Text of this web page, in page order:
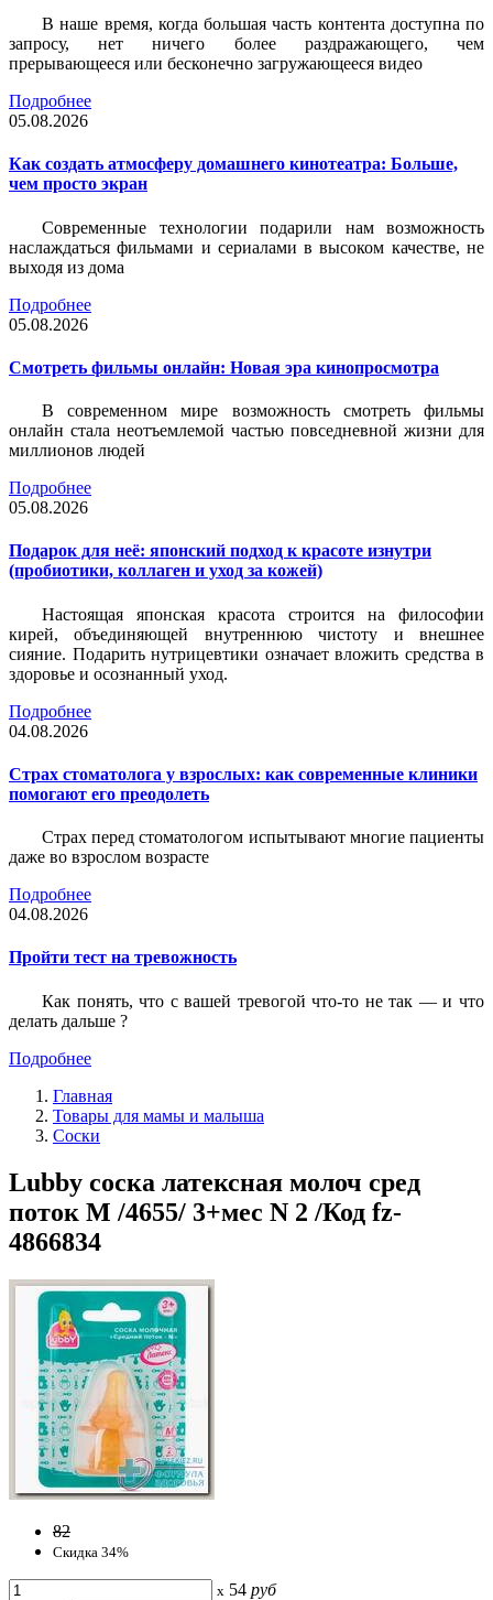
В наше время, когда большая часть контента доступна по
запросу, нет ничего более раздражающего, чем
прерывающееся или бесконечно загружающееся видео
Подробнее
05.08.2026
Как создать атмосферу домашнего кинотеатра: Больше,
чем просто экран
Современные технологии подарили нам возможность
наслаждаться фильмами и сериалами в высоком качестве, не
выходя из дома
Подробнее
05.08.2026
Смотреть фильмы онлайн: Новая эра кинопросмотра
В современном мире возможность смотреть фильмы
онлайн стала неотъемлемой частью повседневной жизни для
миллионов людей
Подробнее
05.08.2026
Подарок для неё: японский подход к красоте изнутри
(пробиотики, коллаген и уход за кожей)
Настоящая японская красота строится на философии
кирей, объединяющей внутреннюю чистоту и внешнее
сияние. Подарить нутрицевтики означает вложить средства в
здоровье и осознанный уход.
Подробнее
04.08.2026
Страх стоматолога у взрослых: как современные клиники
помогают его преодолеть
Страх перед стоматологом испытывают многие пациенты
даже во взрослом возрасте
Подробнее
04.08.2026
Пройти тест на тревожность
Как понять, что с вашей тревогой что-то не так — и что
делать дальше ?
Подробнее
Главная
Товары для мамы и малыша
Соски
Lubby соска латексная молоч сред
поток М /4655/ 3+мес N 2 /Код fz-
4866834
82
Скидка 34%
x 54 руб